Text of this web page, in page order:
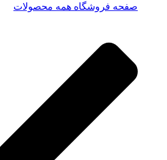
صفحه فروشگاه همه محصولات​